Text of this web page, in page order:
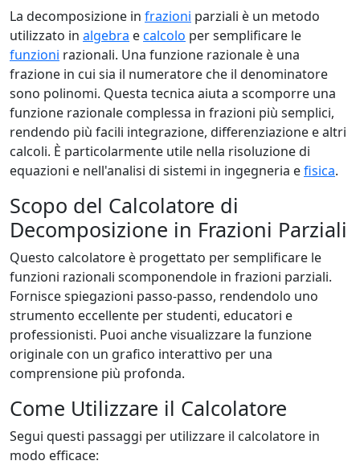
La decomposizione in frazioni parziali è un metodo
utilizzato in algebra ecalcolo per semplificare le
funzioni razionali. Una funzione razionale è una
frazione in cui sia il numeratore che il denominatore
sono polinomi. Questa tecnica aiuta a scomporre una
funzione razionale complessa in frazioni più semplici,
rendendo più facili integrazione, differenziazione e altri
calcoli. È particolarmente utile nella risoluzione di
equazioni e nell'analisi di sistemi in ingegneria efisica.
Scopo del Calcolatore di
Decomposizione in Frazioni Parziali
Questo calcolatore è progettato per semplificare le
funzioni razionali scomponendole in frazioni parziali.
Fornisce spiegazioni passo-passo, rendendolo uno
strumento eccellente per studenti, educatori e
professionisti. Puoi anche visualizzare la funzione
originale con un grafico interattivo per una
comprensione più profonda.
Come Utilizzare il Calcolatore
Segui questi passaggi per utilizzare il calcolatore in
modo efficace: